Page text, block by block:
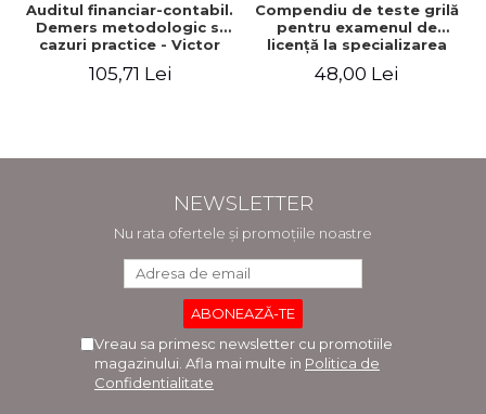
Auditul financiar-contabil.
Demers metodologic si
cazuri practice - Victor
Munteanu - Coordonator
105,71 Lei
Compendiu de teste grilă
pentru examenul de
licenţă la specializarea
"Economia comerţului,
turismului şi serviciilor"
48,00 Lei
NEWSLETTER
Nu rata ofertele și promoțiile noastre
Vreau sa primesc newsletter cu promotiile
magazinului. Afla mai multe in Politica de
Confidentialitate